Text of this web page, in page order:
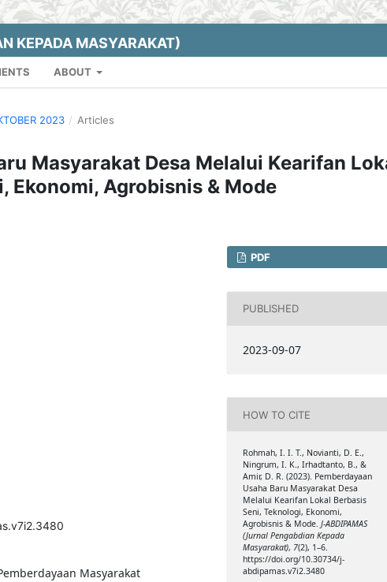
KEPADA MASYARAKAT)
ABOUT
2023 / Articles
Masyarakat Desa Melalui Kearifan
Ekonomi, Agrobisnis & Mode
Masyarakat
PDF
PUBLISHED
2023-09-07
HOW TO CITE
Rohmah, I. I. T., Novianti, D. E.,
Ningrum, I. K., Irhadtanto, B., &
Amir, D. R. (2023). Pemberdayaan
Usaha Baru Masyarakat Desa
Melalui Kearifan Lokal Berbasis
Seni, Teknologi, Ekonomi,
Agrobisnis & Mode. J-ABDIPAMAS
(Jurnal Pengabdian Kepada
Masyarakat), 7(2), 1–6.
https://doi.org/10.30734/j-
abdipamas.v7i2.3480